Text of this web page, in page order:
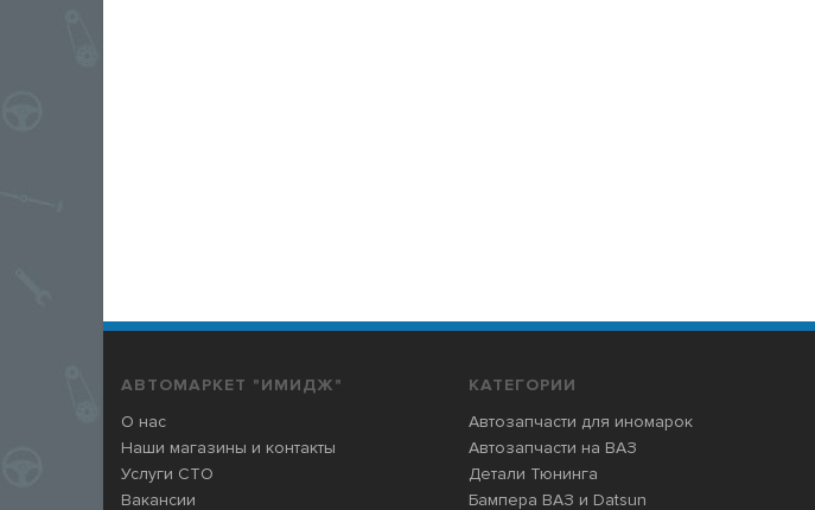
АВТОМАРКЕТ "ИМИДЖ"
О нас
Наши магазины и контакты
Услуги СТО
Вакансии
КАТЕГОРИИ
Автозапчасти для иномарок
Автозапчасти на ВАЗ
Детали Тюнинга
Бампера ВАЗ и Datsun